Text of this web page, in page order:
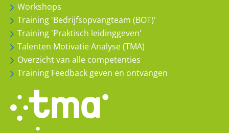
Workshops
Training 'Bedrijfsopvangteam (BOT)'
Training 'Praktisch leidinggeven'
Talenten Motivatie Analyse (TMA)
Overzicht van alle competenties
Training Feedback geven en ontvangen